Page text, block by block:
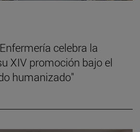
celebra la
XIV promoción bajo el
humanizado"